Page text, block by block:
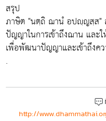
สรุป
ภาษิต "นตฺถิ ฌานํ อปญฺญสฺส"
ปัญญาในการเข้าถึงฌาน และ
เพื่อพัฒนาปัญญาและเข้าถึงค
.
http://